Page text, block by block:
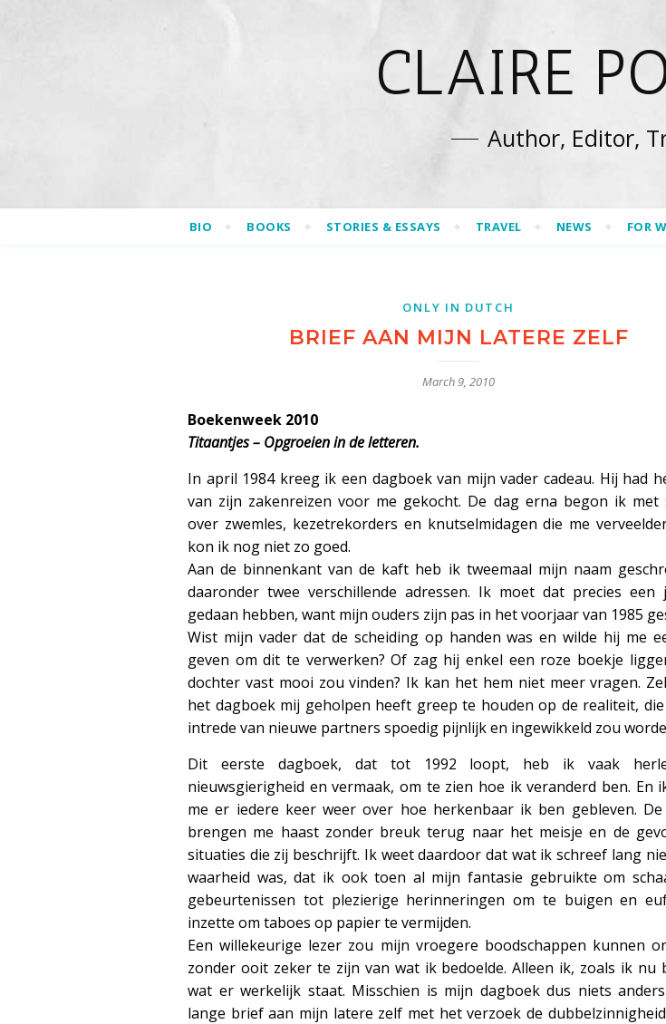
CLAIRE
Author, Editor,
BIO BOOKS STORIES & ESSAYS TRAVEL NEWS FOR
ONLY IN DUTCH
BRIEF AAN MIJN LATERE ZELF
March 9, 2010
Boekenweek 2010
Titaantjes – Opgroeien in de letteren.
In april 1984 kreeg ik een dagboek van mijn vader cadeau. Hij had
van zijn zakenreizen voor me gekocht. De dag erna begon ik met
over zwemles, kezetrekorders en knutselmidagen die me
kon ik nog niet zo goed.
Aan de binnenkant van de kaft heb ik tweemaal mijn naam
daaronder twee verschillende adressen. Ik moet dat precies een
gedaan hebben, want mijn ouders zijn pas in het voorjaar van 1985
Wist mijn vader dat de scheiding op handen was en wilde hij me
geven om dit te verwerken? Of zag hij enkel een roze boekje
dochter vast mooi zou vinden? Ik kan het hem niet meer vragen.
het dagboek mij geholpen heeft greep te houden op de realiteit,
intrede van nieuwe partners spoedig pijnlijk en ingewikkeld zou
Dit eerste dagboek, dat tot 1992 loopt, heb ik vaak
nieuwsgierigheid en vermaak, om te zien hoe ik veranderd ben. En
me er iedere keer weer over hoe herkenbaar ik ben gebleven.
brengen me haast zonder breuk terug naar het meisje en de
situaties die zij beschrijft. Ik weet daardoor dat wat ik schreef lang
waarheid was, dat ik ook toen al mijn fantasie gebruikte om
gebeurtenissen tot plezierige herinneringen om te buigen en
inzette om taboes op papier te vermijden.
Een willekeurige lezer zou mijn vroegere boodschappen kunnen
zonder ooit zeker te zijn van wat ik bedoelde. Alleen ik, zoals ik nu
wat er werkelijk staat. Misschien is mijn dagboek dus niets
lange brief aan mijn latere zelf met het verzoek de